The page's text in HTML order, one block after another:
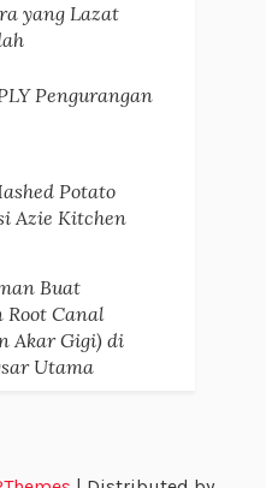
yang Lazat
Pengurangan
Potato
Azie Kitchen
Buat
Root Canal
Akar Gigi) di
Utama